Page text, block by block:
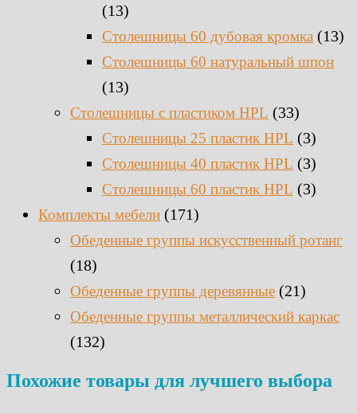
(13)
Столешницы 60 дубовая кромка (13)
Столешницы 60 натуральный шпон
(13)
Столешницы c пластиком HPL (33)
Столешницы 25 пластик HPL (3)
Столешницы 40 пластик HPL (3)
Столешницы 60 пластик HPL (3)
Комплекты мебели (171)
Обеденные группы искусственный ротанг
(18)
Обеденные группы деревянные (21)
Обеденные группы металлический каркас
(132)
Похожие товары для лучшего выбора